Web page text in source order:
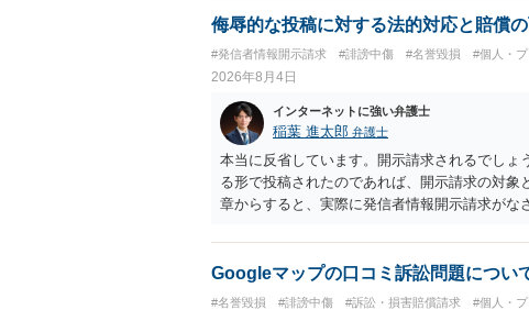
侮辱的な投稿に対する法的対応と賠償
#発信者情報開示請求 #誹謗中傷 #名誉毀損 #個人・
2026年8月4日
インターネットに強い弁護士
稲葉 進太郎 弁護士
本当に反省しています。開示請求されるでし
る形で投稿されたのであれば、開示請求の対
章からすると、実際に発信者情報開示請求が
カウントの登録メールに意見照会がなされま
スバイケースであり、数万円から１００万単
Googleマップの口コミ訴訟問題につい
#名誉毀損 #誹謗中傷 #訴訟・損害賠償請求 #個人・